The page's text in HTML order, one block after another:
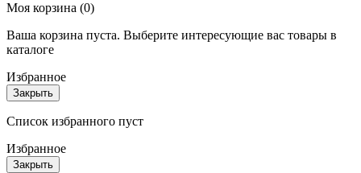
Моя корзина (0)
Ваша корзина пуста. Выберите интересующие вас товары в
каталоге
Избранное
Закрыть
Список избранного пуст
Избранное
Закрыть